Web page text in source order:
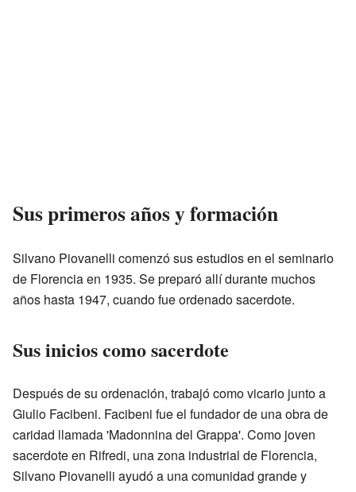
Sus primeros años y formación
Silvano Piovanelli comenzó sus estudios en el seminario
de Florencia en 1935. Se preparó allí durante muchos
años hasta 1947, cuando fue ordenado sacerdote.
Sus inicios como sacerdote
Después de su ordenación, trabajó como vicario junto a
Giulio Facibeni. Facibeni fue el fundador de una obra de
caridad llamada 'Madonnina del Grappa'. Como joven
sacerdote en Rifredi, una zona industrial de Florencia,
Silvano Piovanelli ayudó a una comunidad grande y